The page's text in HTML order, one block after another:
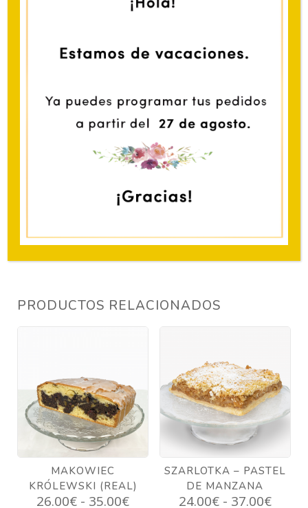
Esta delicia no falta ninguna navidad en las mesas
RACIONES
AÑADIR AL CARRITO
huevos, almendras, nueces y trazas de cacahuetes.
PRODUCTOS RELACIONADOS
MAKOWIEC
KRÓLEWSKI (REAL)
26.00€ - 35.00€Rango
SZARLOTKA – PASTEL
DE MANZANA
24.00€ - 37.00€